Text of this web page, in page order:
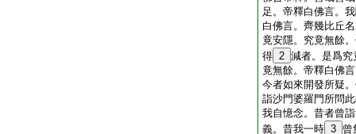
足。帝釋白佛言。
白佛言。齊幾比丘
竟安隱。究竟無餘
得 2 減者。是爲究
竟無餘。帝釋白佛
今者如來開發所疑
詣沙門婆羅門所問
我自憶念。昔者曾
義。昔我一時 3 曾